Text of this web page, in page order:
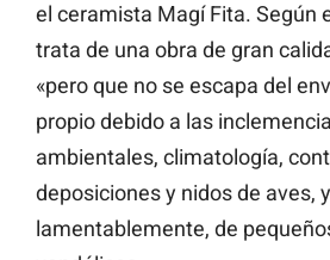
el ceramista Magí Fita. Según
trata de una obra de gran
«pero que no se escapa del
propio debido a las
ambientales, climatología,
deposiciones y nidos de aves, y
lamentablemente, de